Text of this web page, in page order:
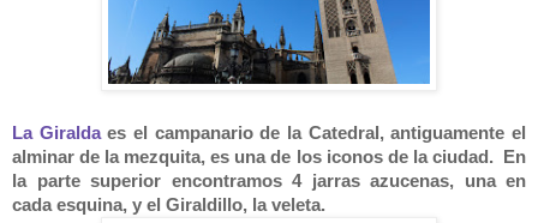
La Giraldaes el campanario de la Catedral, antiguamente el
alminar de la mezquita, es una de los iconos de la ciudad. En
la parte superior encontramos 4 jarras azucenas, una en
cada esquina, y el Giraldillo, la veleta.